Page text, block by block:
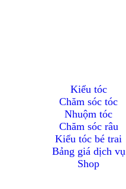
Kiểu tóc
Chăm sóc tóc
Nhuộm tóc
Chăm sóc râu
Kiểu tóc bé trai
Bảng giá dịch vụ
Shop